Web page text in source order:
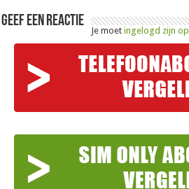
Geef een reactie
Je moetingelogd zijn op